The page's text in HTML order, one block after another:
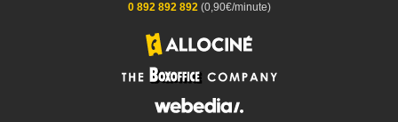
0 892 892 892(0,90€/minute)